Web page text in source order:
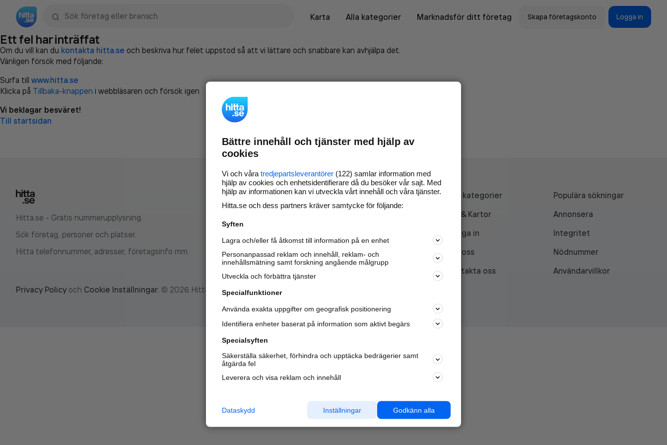
Karta
Alla kategorier Marknadsför ditt företag Skapa företagskonto Logga in
Ett fel har inträffat
Om du vill kan du kontakta hitta.se och beskriva hur felet uppstod så att vi lättare och snabbare kan avhjälpa det.
Vänligen försök med följande:
Surfa till www.hitta.se
Klicka på Tillbaka-knappen i webbläsaren och försök igen
Vi beklagar besväret!
Till startsidan
Hitta.se - Gratis nummerupplysning.
Sök företag, personer och platser.
Hitta telefonnummer, adresser, företagsinfo mm.
Marknadsför företaget på
nya kunder och
samarbetspartners nära dig.
Läs mer här
Alla kategorier
Populära sökningar
API & Kartor
Annonsera
Logga in
Integritet
Om oss
Nödnummer
Kontakta oss
Användarvillkor
Privacy Policy och Cookie Inställningar. © 2026 Hitta.se
Bättre innehåll och tjänster med hjälp av
cookies
Vi och våra tredjepartsleverantörer (122) samlar information med
hjälp av cookies och enhetsidentifierare då du besöker vår sajt. Med
hjälp av informationen kan vi utveckla vårt innehåll och våra tjänster.
Hitta.se och dess partners kräver samtycke för följande:
Syften
Lagra och/eller få åtkomst till information på en enhet
Personanpassad reklam och innehåll, reklam- och
innehållsmätning samt forskning angående målgrupp
Utveckla och förbättra tjänster
Specialfunktioner
Använda exakta uppgifter om geografisk positionering
Identifiera enheter baserat på information som aktivt begärs
Specialsyften
Säkerställa säkerhet, förhindra och upptäcka bedrägerier samt
åtgärda fel
Leverera och visa reklam och innehåll
Godkänn alla
Inställningar
Dataskydd